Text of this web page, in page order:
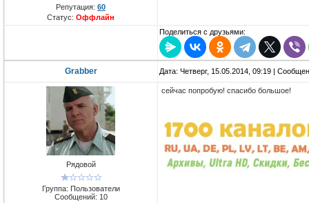
Репутация: 60
Статус: Оффлайн
Поделиться с друзьями:
Grabber Дата: Четверг, 15.05.2014, 09:19 |
Рядовой
Группа: Пользователи
Сообщений: 10
сейчас попробую! спасибо большое!